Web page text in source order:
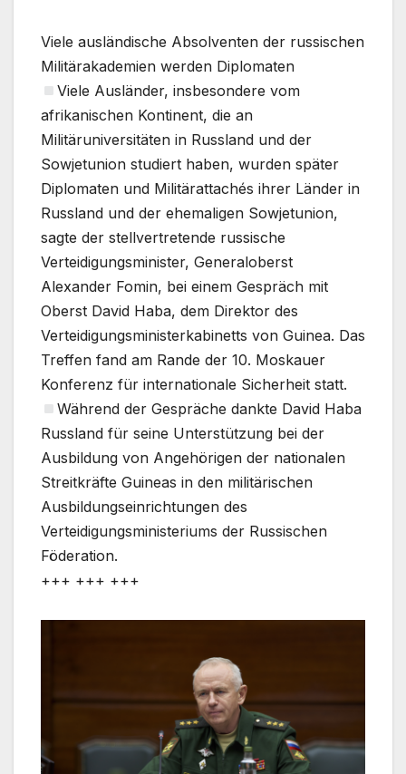
Viele ausländische Absolventen der russischen
Militärakademien werden Diplomaten
Viele Ausländer, insbesondere vom
afrikanischen Kontinent, die an
Militäruniversitäten in Russland und der
Sowjetunion studiert haben, wurden später
Diplomaten und Militärattachés ihrer Länder in
Russland und der ehemaligen Sowjetunion,
sagte der stellvertretende russische
Verteidigungsminister, Generaloberst
Alexander Fomin, bei einem Gespräch mit
Oberst David Haba, dem Direktor des
Verteidigungsministerkabinetts von Guinea. Das
Treffen fand am Rande der 10. Moskauer
Konferenz für internationale Sicherheit statt.
Während der Gespräche dankte David Haba
Russland für seine Unterstützung bei der
Ausbildung von Angehörigen der nationalen
Streitkräfte Guineas in den militärischen
Ausbildungseinrichtungen des
Verteidigungsministeriums der Russischen
Föderation.
+++ +++ +++